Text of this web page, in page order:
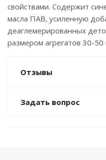
свойствами. Содержит
масла ПАВ, усиленную
деаглемерированных
размером агрегатов 30-50
Отзывы
Задать вопрос